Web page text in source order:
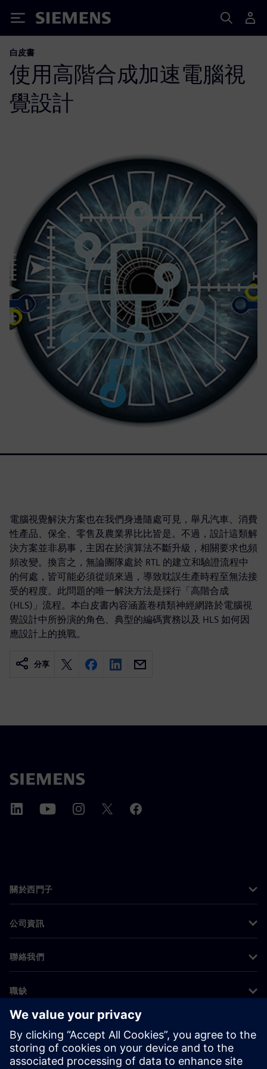
Siemens
白皮書
使用高階合成加速電腦視
覺設計
電腦視覺解決方案也在我們身邊隨處可見，舉凡汽車、消費
性產品、保全、零售及農業界比比皆是。不過，設計這類解
決方案並非易事，主因在於演算法不斷升級，相關要求也頻
頻改變。換言之，無論團隊處於 RTL 的建立和驗證流程中
的何處，皆可能必須從頭來過，導致耽誤生產時程至無法接
受的程度。此問題的唯一解決方法是採行「高階合成
(HLS)」流程。本白皮書內容涵蓋卷積類神經網路於電腦視
覺設計中所扮演的角色、典型的編碼實務以及 HLS 如何因
應設計上的挑戰。
分享
關於西門子
公司資訊
聯絡我們
職缺
©Siemens 2026